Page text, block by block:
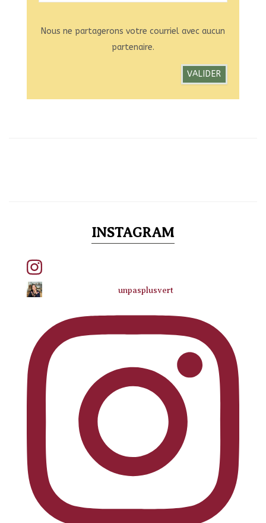
Nous ne partagerons votre courriel avec aucun
partenaire.
INSTAGRAM
unpasplusvert